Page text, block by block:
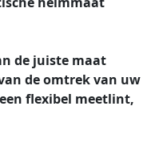
de juiste maat
de omtrek van uw
flexibel meetlint,